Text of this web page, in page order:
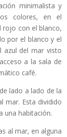
minimalista y
colores, en el
rojo con el blanco,
por el blanco y el
azul del mar visto
a la sala de
café.
lado a lado de la
mar. Esta dividido
una habitación.
al mar, en alguna